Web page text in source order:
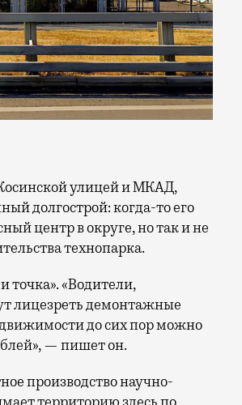
долгострой: когда-то его
центр в округе, но так и не
технопарка.
точка». «Водители,
лицезреть демонтажные
до сих пор можно
— пишет он.
производство научно-